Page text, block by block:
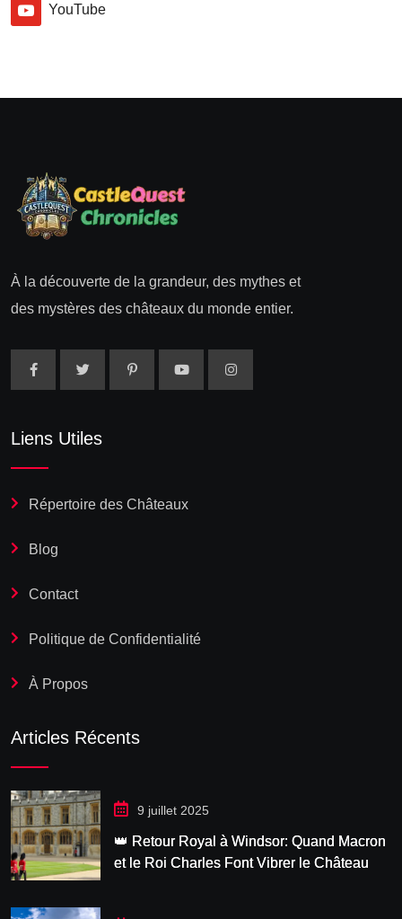
YouTube
À la découverte de la grandeur, des mythes et
des mystères des châteaux du monde entier.
Liens Utiles
Répertoire des Châteaux
Blog
Contact
Politique de Confidentialité
À Propos
Articles Récents
9 juillet 2025
👑 Retour Royal à Windsor: Quand Macron
et le Roi Charles Font Vibrer le Château